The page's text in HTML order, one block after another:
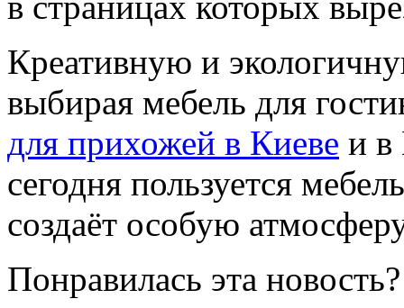
Креативную и
выбирая мебель для
для прихожей в Киеве и в
сегодня пользуется
создаёт особую
Понравилась эта